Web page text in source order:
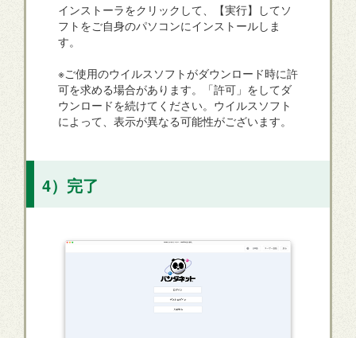
インストーラをクリックして、【実行】してソ
フトをご自身のパソコンにインストールしま
す。
※ご使用のウイルスソフトがダウンロード時に許
可を求める場合があります。「許可」をしてダ
ウンロードを続けてください。ウイルスソフト
によって、表示が異なる可能性がございます。
4）完了